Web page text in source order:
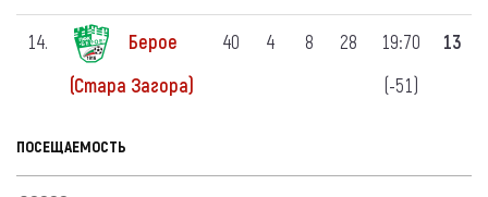
14.
Берое
(Стара Загора)
40 4 8 28
19:70
(-51)
13
ПОСЕЩАЕМОСТЬ